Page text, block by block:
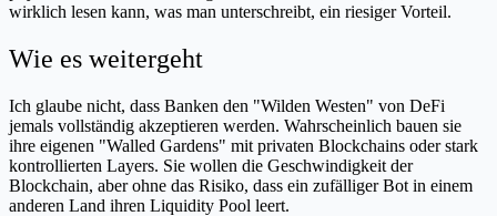
wirklich lesen kann, was man unterschreibt, ein riesiger Vorteil.
Wie es weitergeht
Ich glaube nicht, dass Banken den "Wilden Westen" von DeFi
jemals vollständig akzeptieren werden. Wahrscheinlich bauen sie
ihre eigenen "Walled Gardens" mit privaten Blockchains oder stark
kontrollierten Layers. Sie wollen die Geschwindigkeit der
Blockchain, aber ohne das Risiko, dass ein zufälliger Bot in einem
anderen Land ihren Liquidity Pool leert.